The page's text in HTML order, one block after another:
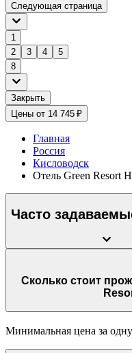
Следующая страница
1
2
3 4
5
8
Закрыть
Цены от 14 745 ₽
Главная
Россия
Кисловодск
Отель Green Resort
Часто
Сколько стоит проживание в
Минимальная цена за одну